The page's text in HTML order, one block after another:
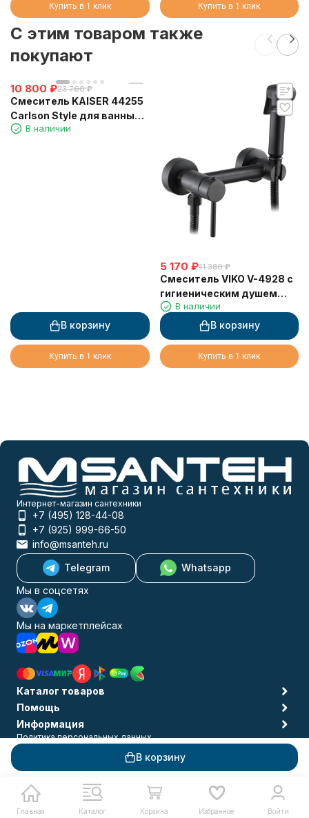
В корзину
Купить в 1 клик Купить в 1 клик
C этим товаром также
покупают
10 800 ₽23 760 ₽
Смеситель KAISER 44255
Carlson Style для ванны
(излив 7242)
В наличии
В корзину
Купить в 1 клик
5 170 ₽11 380 ₽
Смеситель VIKO V-4928 с
гигиеническим душем
настенный Ø25 (латунь)
Black Matt
В наличии
В корзину
Купить в 1 клик
Главная Каталог Корзина Избранное Войти
Интернет-магазин сантехники
+7 (495) 128-44-08
+7 (925) 999-66-50
info@msanteh.ru
Telegram
Whatsapp
Мы в соцсетях
Мы на маркетплейсах
Каталог товаров
Помощь
Информация
Политика персональных данных
© 2009-2026 MSANTEH